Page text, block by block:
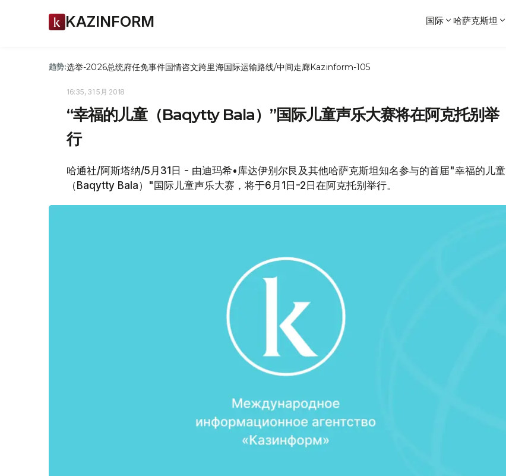
KAZINFORM 国际 哈萨克斯坦
趋势:选举-2026总统府任免事件国情咨文跨里海国际运输路线/中间走廊Kazinform-105
16:35, 31 5月 2018
“幸福的儿童（Baqytty Bala）”国际儿童声乐大赛将在阿克托别举
行
哈通社/阿斯塔纳/5月31日 - 由迪玛希•库达伊别尔艮及其他哈萨克斯坦知名参与的首届"幸福的儿童
（Baqytty Bala）"国际儿童声乐大赛，将于6月1日-2日在阿克托别举行。